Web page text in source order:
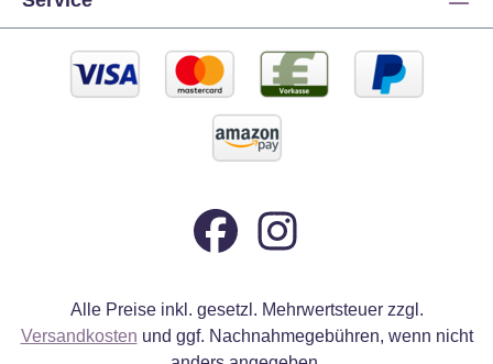
Alle Preise inkl. gesetzl. Mehrwertsteuer zzgl.
Versandkosten und ggf. Nachnahmegebühren, wenn nicht